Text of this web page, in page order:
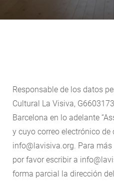
Responsable de los datos
Cultural La Visiva,
Barcelona en lo adelante
y cuyo correo electrónico de
info@lavisiva.org. Para
por favor escribir a
forma parcial la dirección